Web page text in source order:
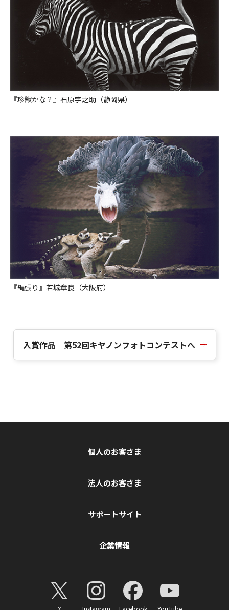
『珍獣かな？』石原宇之助（静岡県）
『縄張り』若城章良（大阪府）
入賞作品 第52回キヤノンフォトコンテストへ
個人のお客さま
法人のお客さま
サポートサイト
企業情報